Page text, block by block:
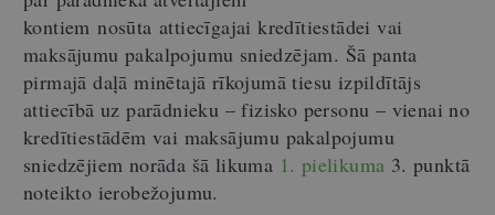
kontiem nosūta attiecīgajai kredītiestādei vai
maksājumu pakalpojumu sniedzējam. Šā panta
pirmajā daļā minētajā rīkojumā tiesu izpildītājs
attiecībā uz parādnieku – fizisko personu – vienai no
kredītiestādēm vai maksājumu pakalpojumu
sniedzējiem norāda šā likuma 1. pielikuma 3. punktā
noteikto ierobežojumu.